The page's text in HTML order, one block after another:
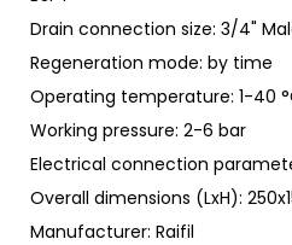
Drain connection size: 3/4"
Regeneration mode: by time
Operating temperature: 1-40
Working pressure: 2-6 bar
Electrical connection
Overall dimensions (LxH):
Manufacturer: Raifil